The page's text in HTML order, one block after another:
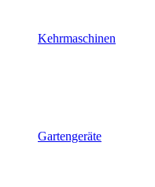
Kehrmaschinen
Gartengeräte